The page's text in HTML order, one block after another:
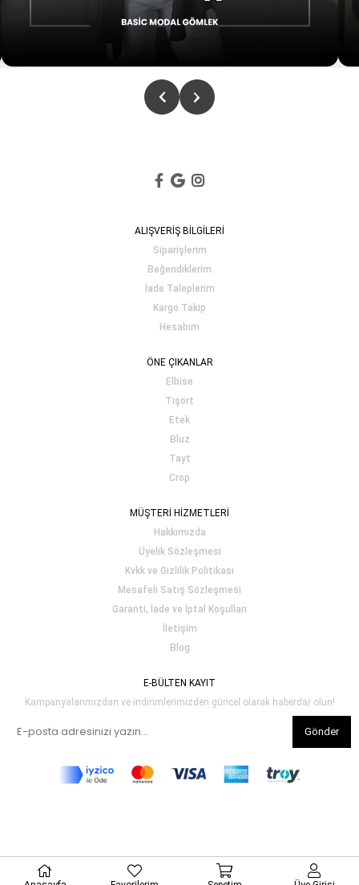
ALIŞVERİŞ BİLGİLERİ
Siparişlerim
Beğendiklerim
İade Taleplerim
Kargo Takip
Hesabım
ÖNE ÇIKANLAR
Elbise
Tişört
Etek
Bluz
Tayt
Crop
MÜŞTERİ HİZMETLERİ
Hakkımızda
Üyelik Sözleşmesi
Kvkk ve Gizlilik Politikası
Mesafeli Satış Sözleşmesi
Garanti, İade ve İptal Koşulları
İletişim
Blog
E-BÜLTEN KAYIT
Kampanyalarımızdan ve indirimlerimizden güncel olarak haberdar olun!
Gönder